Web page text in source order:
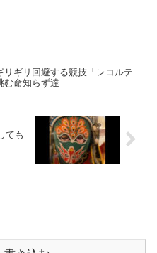
リギリ回避する競技「レコルテ
む命知らず達
ても